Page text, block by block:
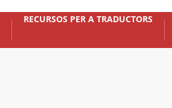
RECURSOS PER A TRADUCTORS